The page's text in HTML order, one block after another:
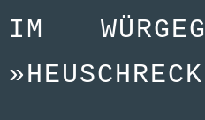
IM